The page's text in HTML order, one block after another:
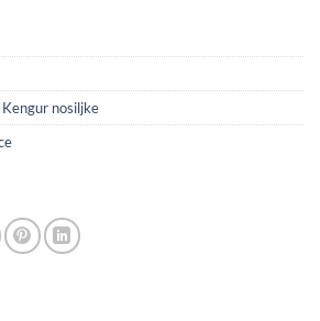
Kengur nosiljke